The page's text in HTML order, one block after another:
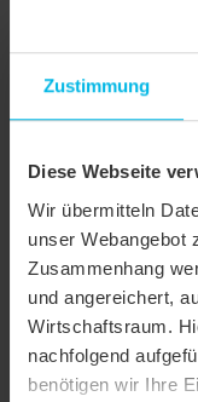
Zustimmung
Diese Webseite
Wir übermitteln
unser Webangebot
Zusammenhang
und angereichert,
Wirtschaftsraum.
nachfolgend
benötigen wir Ihre
DETAILS
Produktfamilie
Produktgruppe